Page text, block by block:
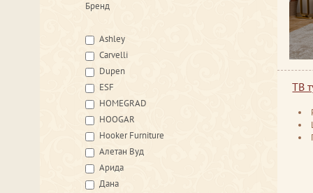
Бренд
Ashley
Carvelli
Dupen
ESF
HOMEGRAD
HOOGAR
Hooker Furniture
Алетан Вуд
Арида
Дана
ТВ